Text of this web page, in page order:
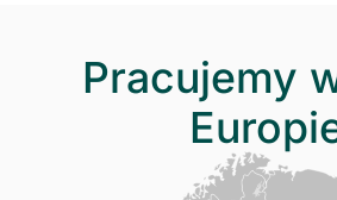
Pracujemy